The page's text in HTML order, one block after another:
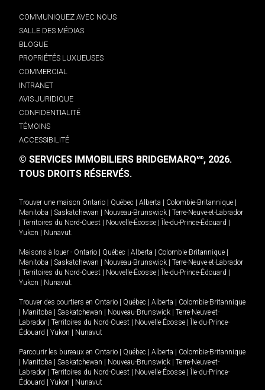
COMMUNIQUEZ AVEC NOUS
SALLE DES MÉDIAS
BLOGUE
PROPRIÉTÉS LUXUEUSES
COMMERCIAL
INTRANET
AVIS JURIDIQUE
CONFIDENTIALITÉ
TÉMOINS
ACCESSIBILITÉ
© SERVICES IMMOBILIERS BRIDGEMARQMD, 2026.
TOUS DROITS RÉSERVÉS.
Trouver une maison Ontario Québec Alberta Colombie-Britannique
Manitoba
Saskatchewan Nouveau-Brunswick
Terre-Neuve-et-Labrador
Territoires du Nord-Ouest Nouvelle-Écosse Île-du-Prince-Édouard
Yukon
Nunavut.
Maisons à louer - Ontario Québec Alberta Colombie-Britannique
Manitoba
Saskatchewan Nouveau-Brunswick
Terre-Neuve-et-Labrador
Territoires du Nord-Ouest Nouvelle-Écosse Île-du-Prince-Édouard
Yukon
Nunavut.
Trouver des courtiers en Ontario Québec Alberta
Colombie-Britannique
Manitoba Saskatchewan Nouveau-Brunswick
Terre-Neuve-et-
Labrador
Territoires du Nord-Ouest Nouvelle-Écosse
Île-du-Prince-
Édouard
Yukon Nunavut
Parcourir les bureaux en Ontario Québec Alberta
Colombie-Britannique
Manitoba Saskatchewan Nouveau-Brunswick
Terre-Neuve-et-
Labrador
Territoires du Nord-Ouest Nouvelle-Écosse
Île-du-Prince-
Édouard
Yukon Nunavut